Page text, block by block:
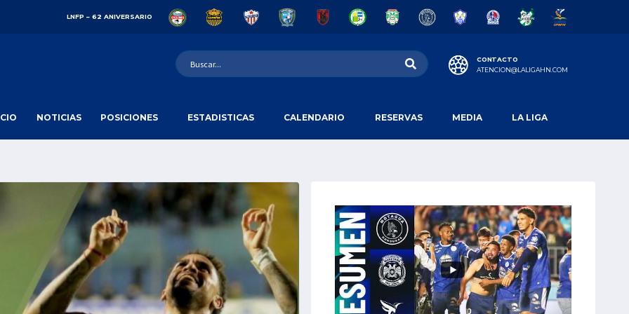
LNFP – 62 ANIVERSARIO
CONTACTO
ATENCION@LALIGAHN.COM
NOTICIAS POSICIONES ESTADISTICAS CALENDARIO RESERVAS MEDIA LA LIGA